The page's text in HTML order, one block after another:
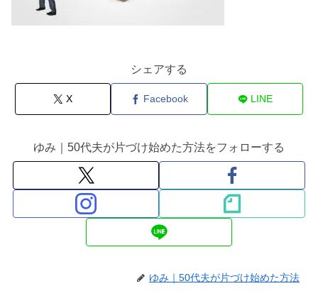
シェアする
X Facebook LINE
ゆみ｜50代夫が片づけ始めた方法をフォローする
ゆみ｜50代夫が片づけ始めた方法